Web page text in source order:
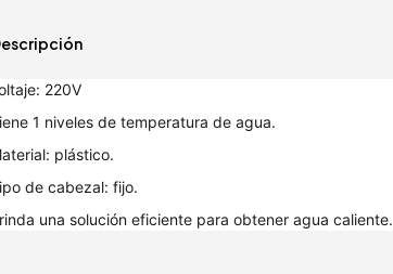
220V
1 niveles de temperatura de agua.
plástico.
de cabezal: fijo.
una solución eficiente para obtener agua caliente.